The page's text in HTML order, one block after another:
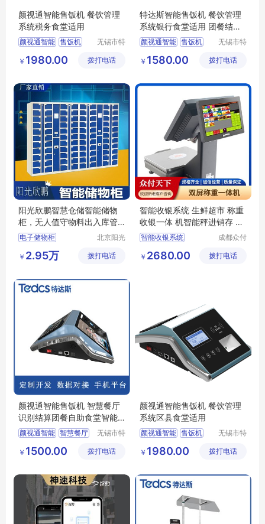
颜视通智能售饭机 餐饮管理
系统税务食堂适用
颜视通智能 售饭机
税务食堂 内部食堂
无锡市特
科技有限
￥ 1980.00 拨打电话
特达斯智能售饭机 餐饮管理
系统银行食堂适用 团餐结算
管理软件
颜视通智能 售饭机
银行食堂 内部食堂
无锡市特
科技有限
￥ 1580.00 拨打电话
阳光欣鹏智慧仓储智能储物
柜，无人值守物料出入库管
理系统
电子储物柜
智能物料柜
北京阳光
电子设备
￥ 2.95万 拨打电话
智能收银系统 生鲜超市 称重
收银一体 机智能秤进销存 会
员管理系统
智能收银系统
智能收银系统定制
成都众付
有限公司
￥ 2680.00 拨打电话
颜视通智能售饭机 智慧餐厅
识别结算团餐自助食堂智能
消费结算系统
颜视通智能 智慧餐厅
结算系统
无锡市特
科技有限
￥ 1500.00 拨打电话
颜视通智能售饭机 餐饮管理
系统区县食堂适用
颜视通智能 售饭机
区县食堂 内部食堂
无锡市特
科技有限
￥ 1980.00 拨打电话